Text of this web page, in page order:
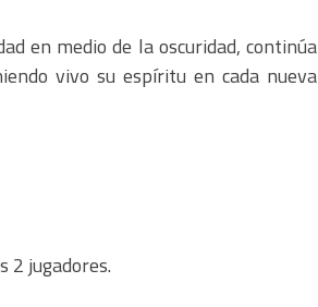
en medio de la oscuridad, continúa
vivo su espíritu en cada nueva
2 jugadores.